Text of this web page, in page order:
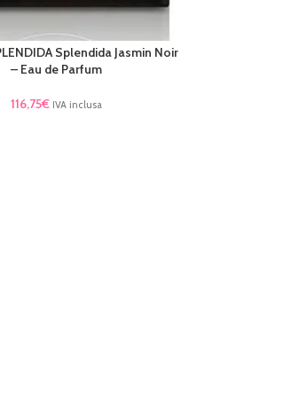
Splendida Jasmin Noir
– Eau de Parfum
116,75€ IVA inclusa